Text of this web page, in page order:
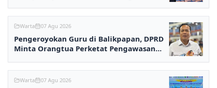
Warta 07 Agu 2026
Pengeroyokan Guru di Balikpapan, DPRD
Minta Orangtua Perketat Pengawasan
Warta 07 Agu 2026